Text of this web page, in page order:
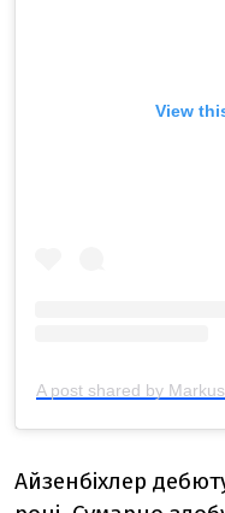
View
A post shared by
Айзенбіхлер